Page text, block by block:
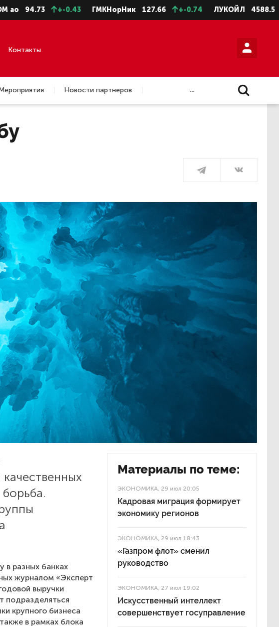
+-0.43 ГМКНорНик 127.66 +-0.74 ЛУКОЙЛ 4588.5 +-11.5
Контакты
Новости партнеров
...
в разных банках
журналом «Эксперт
выручки
подразделяться
крупного бизнеса
в рамках блока
Материалы по теме:
ЭКОНОМИКА, 29 июл 20:05
Кадровая миграция формирует
экономику регионов
ЭКОНОМИКА, 29 июл 18:43
«Газпром флот» сменил
руководство
ЭКОНОМИКА, 27 июл 19:02
Искусственный интеллект
совершенствует госуправление